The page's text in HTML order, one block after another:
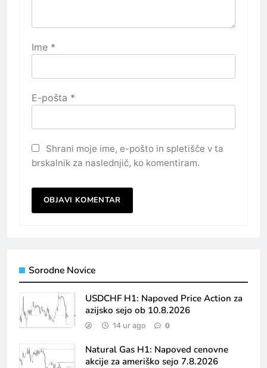
Ime *
E-pošta *
Shrani moje ime, e-pošto in spletišče v ta
brskalnik za naslednjič, ko komentiram.
Sorodne Novice
USDCHF H1: Napoved Price Action za
azijsko sejo ob 10.8.2026
14 ur ago 0
Natural Gas H1: Napoved cenovne
akcije za ameriško sejo 7.8.2026